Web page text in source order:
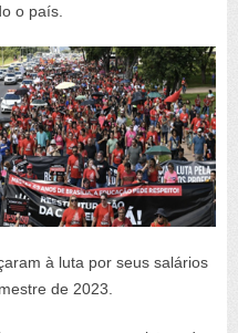
o país.
à luta por seus salários
de 2023.